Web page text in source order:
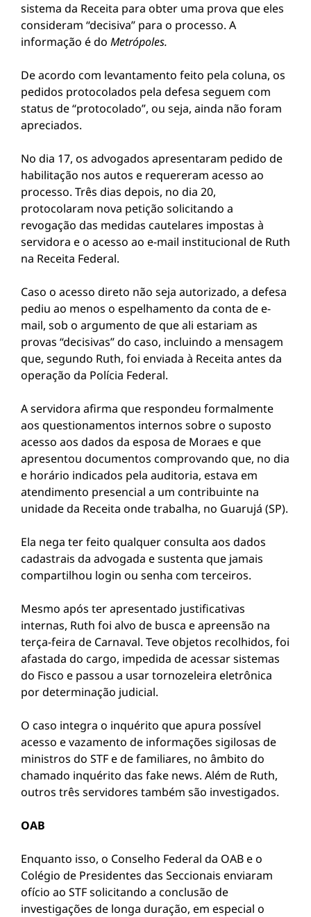
sistema da Receita para obter uma prova que eles
consideram “decisiva” para o processo. A
informação é do Metrópoles.
De acordo com levantamento feito pela coluna, os
pedidos protocolados pela defesa seguem com
status de “protocolado”, ou seja, ainda não foram
apreciados.
No dia 17, os advogados apresentaram pedido de
habilitação nos autos e requereram acesso ao
processo. Três dias depois, no dia 20,
protocolaram nova petição solicitando a
revogação das medidas cautelares impostas à
servidora e o acesso ao e-mail institucional de Ruth
na Receita Federal.
Caso o acesso direto não seja autorizado, a defesa
pediu ao menos o espelhamento da conta de e-
mail, sob o argumento de que ali estariam as
provas “decisivas” do caso, incluindo a mensagem
que, segundo Ruth, foi enviada à Receita antes da
operação da Polícia Federal.
A servidora afirma que respondeu formalmente
aos questionamentos internos sobre o suposto
acesso aos dados da esposa de Moraes e que
apresentou documentos comprovando que, no dia
e horário indicados pela auditoria, estava em
atendimento presencial a um contribuinte na
unidade da Receita onde trabalha, no Guarujá (SP).
Ela nega ter feito qualquer consulta aos dados
cadastrais da advogada e sustenta que jamais
compartilhou login ou senha com terceiros.
Mesmo após ter apresentado justificativas
internas, Ruth foi alvo de busca e apreensão na
terça-feira de Carnaval. Teve objetos recolhidos, foi
afastada do cargo, impedida de acessar sistemas
do Fisco e passou a usar tornozeleira eletrônica
por determinação judicial.
O caso integra o inquérito que apura possível
acesso e vazamento de informações sigilosas de
ministros do STF e de familiares, no âmbito do
chamado inquérito das fake news. Além de Ruth,
outros três servidores também são investigados.
OAB
Enquanto isso, o Conselho Federal da OAB e o
Colégio de Presidentes das Seccionais enviaram
ofício ao STF solicitando a conclusão de
investigações de longa duração, em especial o